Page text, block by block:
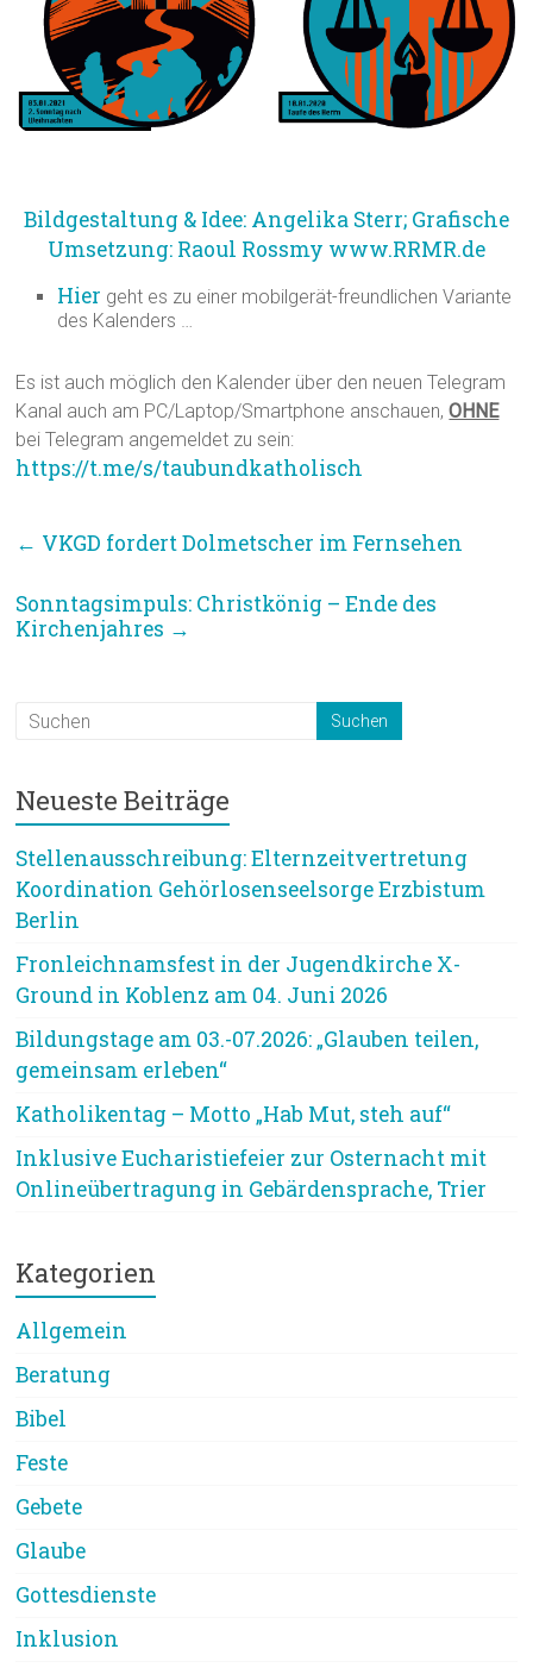
Bildgestaltung & Idee: Angelika Sterr; Grafische
Umsetzung: Raoul Rossmy www.RRMR.de
Hier geht es zu einer mobilgerät-freundlichen Variante
des Kalenders …
Es ist auch möglich den Kalender über den neuen Telegram
Kanal auch am PC/Laptop/Smartphone anschauen,OHNE
bei Telegram angemeldet zu sein:
https://t.me/s/taubundkatholisch
← VKGD fordert Dolmetscher im Fernsehen
Sonntagsimpuls: Christkönig – Ende des
Kirchenjahres →
Neueste Beiträge
Stellenausschreibung: Elternzeitvertretung
Koordination Gehörlosenseelsorge Erzbistum
Berlin
Fronleichnamsfest in der Jugendkirche X-
Ground in Koblenz am 04. Juni 2026
Bildungstage am 03.-07.2026: „Glauben teilen,
gemeinsam erleben“
Katholikentag – Motto „Hab Mut, steh auf“
Inklusive Eucharistiefeier zur Osternacht mit
Onlineübertragung in Gebärdensprache, Trier
Kategorien
Allgemein
Beratung
Bibel
Feste
Gebete
Glaube
Gottesdienste
Inklusion